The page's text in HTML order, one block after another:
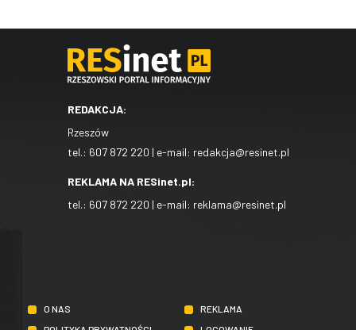
REDAKCJA:
Rzeszów
tel.: 607 872 220 | e-mail: redakcja@resinet.pl
REKLAMA NA RESinet.pl:
tel.: 607 872 220 | e-mail: reklama@resinet.pl
O NAS
REKLAMA